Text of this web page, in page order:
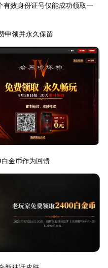
有效身份证号仅能成功领取一
申领并永久保留
金币作为回馈